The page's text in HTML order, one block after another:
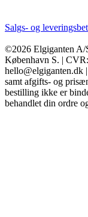
Salgs- og
©2026 Elgiganten A/
København S. |
hello@elgiganten.dk
samt afgifts- og
bestilling ikke er
behandlet din ordre